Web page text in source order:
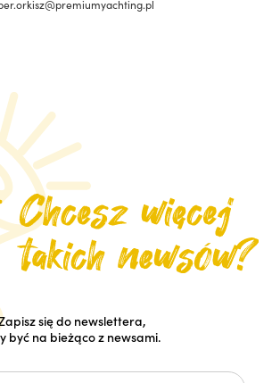
się do newslettera,
być na bieżąco z newsami.